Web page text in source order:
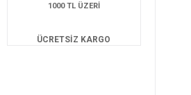
1000 TL ÜZERİ
ÜCRETSİZ KARGO